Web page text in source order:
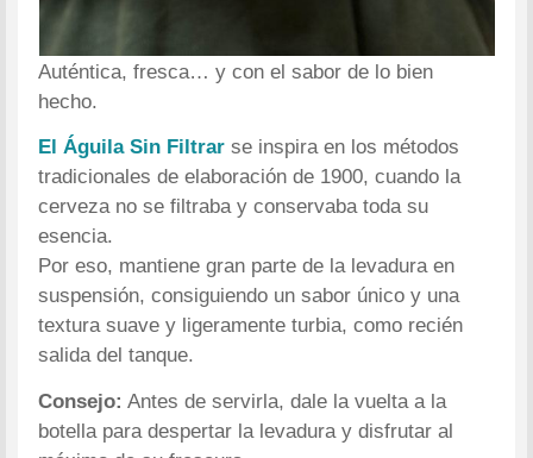
Auténtica, fresca… y con el sabor de lo bien
hecho.
El Águila Sin Filtrar se inspira en los métodos
tradicionales de elaboración de 1900, cuando la
cerveza no se filtraba y conservaba toda su
esencia.
Por eso, mantiene gran parte de la levadura en
suspensión, consiguiendo un sabor único y una
textura suave y ligeramente turbia, como recién
salida del tanque.
Consejo: Antes de servirla, dale la vuelta a la
botella para despertar la levadura y disfrutar al